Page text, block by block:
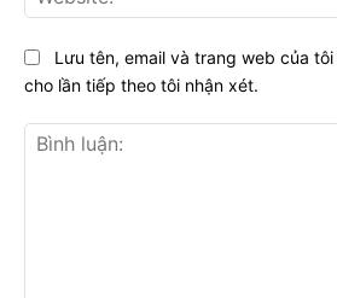
Lưu tên, email và trang web của
cho lần tiếp theo tôi nhận xét.